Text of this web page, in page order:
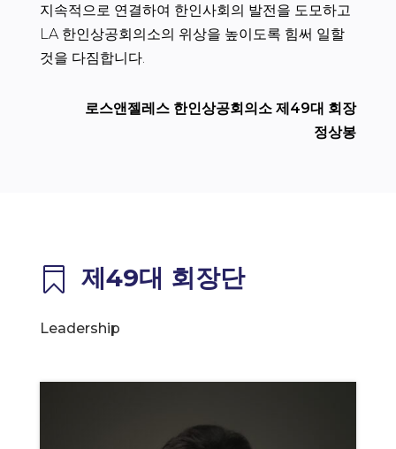
지속적으로 연결하여 한인사회의 발전을 도모하고
LA 한인상공회의소의 위상을 높이도록 힘써 일할
것을 다짐합니다.
로스앤젤레스 한인상공회의소 제49대 회장
정상봉
 제49대 회장단
Leadership